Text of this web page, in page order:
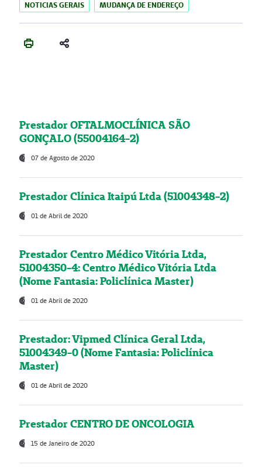
NOTICIAS GERAIS MUDANÇA DE ENDEREÇO
Prestador OFTALMOCLÍNICA SÃO
GONÇALO (55004164-2)
07 de Agosto de 2020
Prestador Clínica Itaipú Ltda (51004348-2)
01 de Abril de 2020
Prestador Centro Médico Vitória Ltda,
51004350-4: Centro Médico Vitória Ltda
(Nome Fantasia: Policlínica Master)
01 de Abril de 2020
Prestador: Vipmed Clínica Geral Ltda,
51004349-0 (Nome Fantasia: Policlínica
Master)
01 de Abril de 2020
Prestador CENTRO DE ONCOLOGIA
15 de Janeiro de 2020